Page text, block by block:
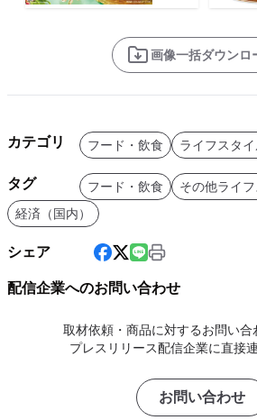
画像一括ダウンロ
カテゴリ フード・飲食 ライフスタ
タグ フード・飲食
その他ライ
経済（国内）
シェア
配信企業へのお問い合わせ
取材依頼・商品に対するお問い合
プレスリリース配信企業に直接
お問い合わせ